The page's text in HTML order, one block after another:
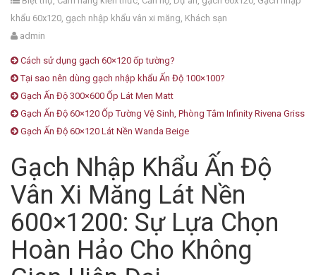
khẩu 60x120, gạch nhập khẩu vân xi măng, Khách sạn
admin
Cách sử dụng gạch 60×120 ốp tường?
Tại sao nên dùng gạch nhập khẩu Ấn Độ 100×100?
Gạch Ấn Độ 300×600 Ốp Lát Men Matt
Gạch Ấn Độ 60×120 Ốp Tường Vệ Sinh, Phòng Tắm Infinity Rivena Griss
Gạch Ấn Độ 60×120 Lát Nền Wanda Beige
Gạch Nhập Khẩu Ấn Độ
Vân Xi Măng Lát Nền
600×1200: Sự Lựa Chọn
Hoàn Hảo Cho Không